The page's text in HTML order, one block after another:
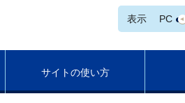
表示 PC
サイトの使い方